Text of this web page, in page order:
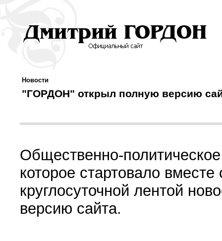
Новости
"ГОРДОН" открыл полную версию
Общественно-
которое стартовало
круглосуточной лентой
версию сайта.